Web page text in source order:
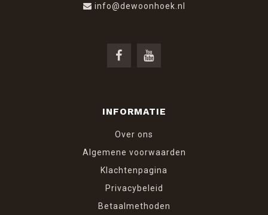
info@dewoonhoek.nl
INFORMATIE
Over ons
Algemene voorwaarden
Klachtenpagina
Privacybeleid
Betaalmethoden